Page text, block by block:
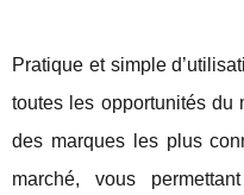
Pratique et simple
toutes les opportunités du
des marques les plus
marché, vous